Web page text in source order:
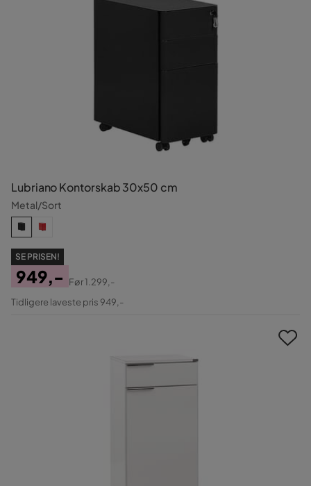
Lubriano Kontorskab 30x50 cm
Metal/Sort
SE PRISEN!
Pris
949,-
Original
Før1.299,-
Tidligere laveste pris 949,-